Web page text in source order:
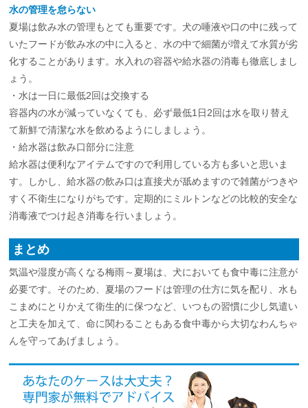
水の管理を怠らない
夏場は飲み水の管理もとても重要です。犬の唾液や口の中に残って
いたフードが飲み水の中に入ると、水の中で細菌が増えて水質が劣
化することがあります。水入れの容器や給水器の消毒も徹底しまし
ょう。
・水は一日に最低2回は交換する
容器内の水が減っていなくても、必ず最低1日2回は水を取り替え
て新鮮で清潔な水を飲めるようにしましょう。
・給水器は飲み口部分に注意
給水器は便利なアイテムですので利用している方も多いと思いま
す。しかし、給水器の飲み口は直接犬が舐めますので雑菌がつきや
すく不衛生になりがちです。定期的にミルトンなどの比較的安全な
消毒液でつけ起き消毒を行いましょう。
まとめ
気温や湿度が高くなる梅雨～夏場は、犬においても食中毒に注意が
必要です。そのため、夏場のフードは管理の仕方に気を配り、水も
こまめにとりかえて衛生的に保つなど、いつもの習慣に少し気遣い
と工夫を加えて、命に関わることもある食中毒から大切なわんちゃ
んを守ってあげましょう。